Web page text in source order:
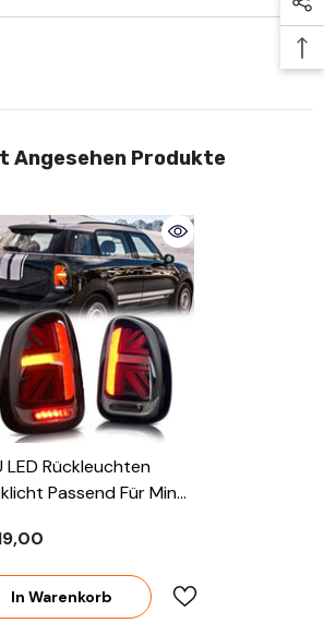
Angesehen Produkte
LED Rückleuchten
Passend Für Mini
2016
In Warenkorb